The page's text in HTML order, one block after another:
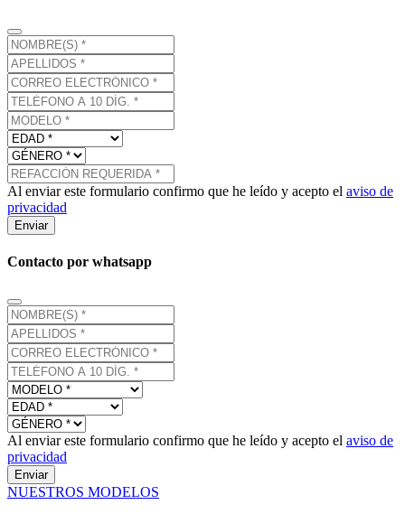
Al enviar este formulario confirmo que he leído y acepto el aviso de
privacidad
Enviar
Contacto por whatsapp
Al enviar este formulario confirmo que he leído y acepto el aviso de
privacidad
Enviar
NUESTROS MODELOS